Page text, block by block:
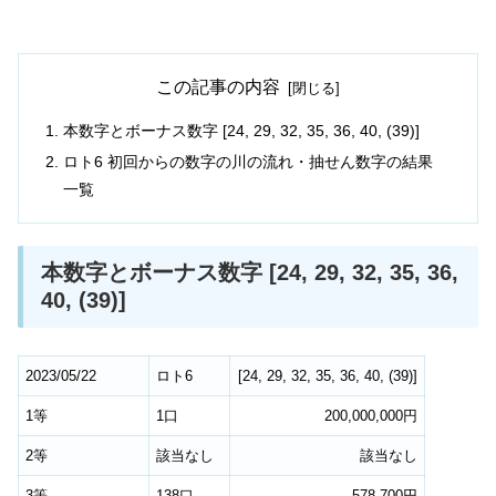
この記事の内容
本数字とボーナス数字 [24, 29, 32, 35, 36, 40, (39)]
ロト6 初回からの数字の川の流れ・抽せん数字の結果
一覧
本数字とボーナス数字 [24, 29, 32, 35, 36,
40, (39)]
2023/05/22 ロト6 [24, 29, 32, 35, 36, 40, (39)]
1等 1口 200,000,000円
2等 該当なし 該当なし